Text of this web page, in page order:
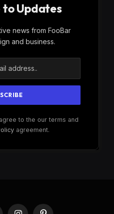
to Updates
news from FooBar
and business.
to the our terms and
agreement.